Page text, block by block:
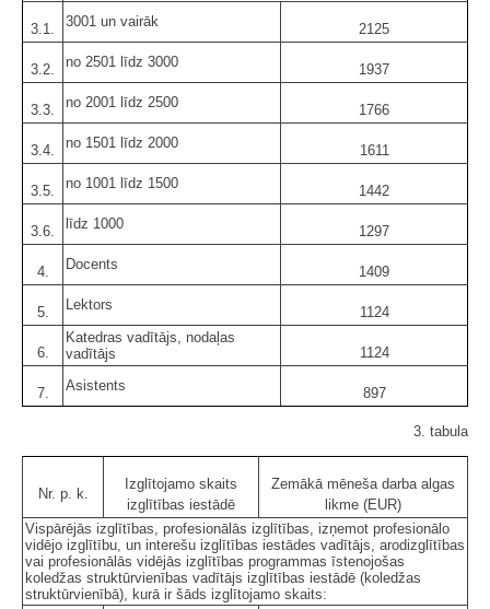
3.1. 3001 un vairāk 2125
3.2. no 2501 līdz 3000 1937
3.3. no 2001 līdz 2500 1766
3.4. no 1501 līdz 2000 1611
3.5. no 1001 līdz 1500 1442
3.6. līdz 1000 1297
4. Docents 1409
5. Lektors 1124
6.
Katedras vadītājs, nodaļas
vadītājs
1124
7. Asistents 897
3. tabula
Nr. p. k.
Izglītojamo skaits
izglītības iestādē
Zemākā mēneša darba algas
likme (EUR)
Vispārējās izglītības, profesionālās izglītības, izņemot profesionālo
vidējo izglītību, un interešu izglītības iestādes vadītājs, arodizglītības
vai profesionālās vidējās izglītības programmas īstenojošas
koledžas struktūrvienības vadītājs izglītības iestādē (koledžas
struktūrvienībā), kurā ir šāds izglītojamo skaits: